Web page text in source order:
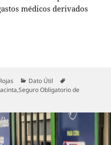
médicos derivados
Todo lo que necesitas
Categorías
Dato Útil
,Seguro Obligatorio de